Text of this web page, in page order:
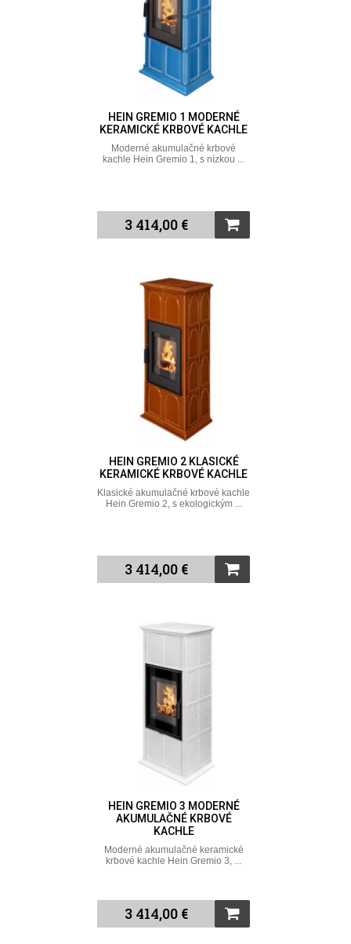
HEIN GREMIO 1 MODERNÉ
KERAMICKÉ KRBOVÉ KACHLE
Moderné akumulačné krbové
kachle Hein Gremio 1, s nízkou ...
3 414,00 €
HEIN GREMIO 2 KLASICKÉ
KERAMICKÉ KRBOVÉ KACHLE
Klasické akumulačné krbové kachle
Hein Gremio 2, s ekologickým ...
3 414,00 €
HEIN GREMIO 3 MODERNÉ
AKUMULAČNÉ KRBOVÉ
KACHLE
Moderné akumulačné keramické
krbové kachle Hein Gremio 3, ...
3 414,00 €